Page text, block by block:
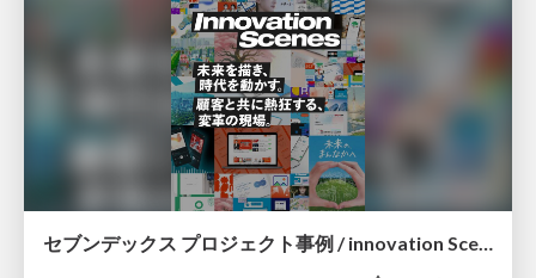
セブンデックス プロジェクト事例 / innovation Scenes